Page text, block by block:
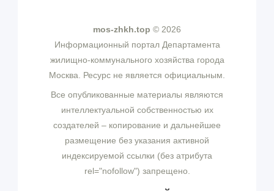
mos-zhkh.top © 2026
Информационный портал Департамента
жилищно-коммунального хозяйства города
Москва. Ресурс не является официальным.
Все опубликованные материалы являются
интеллектуальной собственностью их
создателей – копирование и дальнейшее
размещение без указания активной
индексируемой ссылки (без атрибута
rel="nofollow") запрещено.